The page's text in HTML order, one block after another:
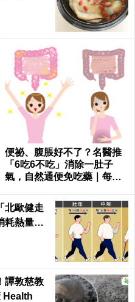
便祕、腹脹好不了？名醫推
「6吃6不吃」消除一肚子
氣，自然通便免吃藥｜每日
北歐健走
耗熱量｜
譚敦慈教
Health